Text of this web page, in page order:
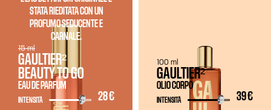
STATA RIEDITATA CON UN
PROFUMO SEDUCENTE E
CARNALE.
GAULTIER²
BEAUTY TO GO
EAU DE PARFUM
28 €
INTENSITÀ
15 ml
GAULTIER²
OLIO CORPO
39 €
INTENSITÀ
100 ml